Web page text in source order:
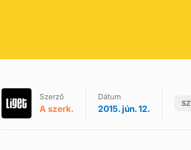
Szerző
A szerk.
Dátum
2015. jún. 12.